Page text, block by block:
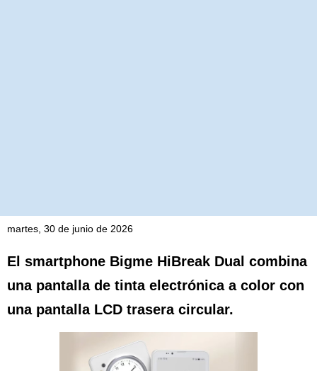
martes, 30 de junio de 2026
El smartphone Bigme HiBreak Dual combina
una pantalla de tinta electrónica a color con
una pantalla LCD trasera circular.